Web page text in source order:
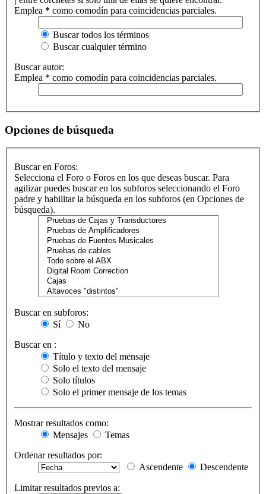
Emplea * como comodín para coincidencias parciales.
Buscar todos los términos
Buscar cualquier término
Buscar autor:
Emplea * como comodín para coincidencias parciales.
Opciones de búsqueda
Buscar en Foros:
Selecciona el Foro o Foros en los que deseas buscar. Para
agilizar puedes buscar en los subforos seleccionando el Foro
padre y habilitar la búsqueda en los subforos (en Opciones de
búsqueda).
Buscar en subforos:
Sí
No
Buscar en :
Título y texto del mensaje
Solo el texto del mensaje
Solo títulos
Solo el primer mensaje de los temas
Mostrar resultados como:
Mensajes
Temas
Ordenar resultados por:
Ascendente
Descendente
Limitar resultados previos a: